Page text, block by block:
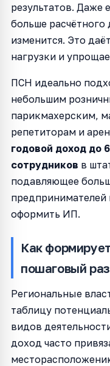
результатов. Даже
больше
изменится. Это
нагрузки и
ПСН идеально
небольшим
парикмахерским,
репетиторам и
годовой доход до
сотрудников в
подавляющее
оформить ИП.
Как
пошаговый
Региональные
таблицу
видов
доход часто